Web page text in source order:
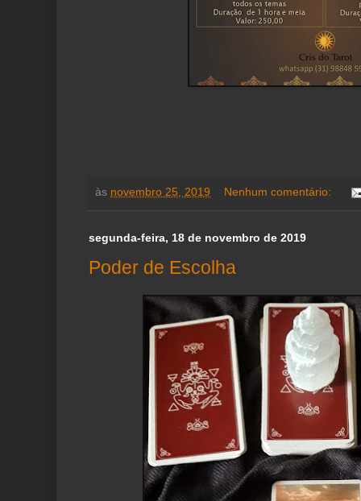
às novembro 25, 2019 Nenhum comentário:
segunda-feira, 18 de novembro de 2019
Poder de Escolha